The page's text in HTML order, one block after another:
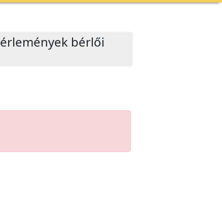
bérlői